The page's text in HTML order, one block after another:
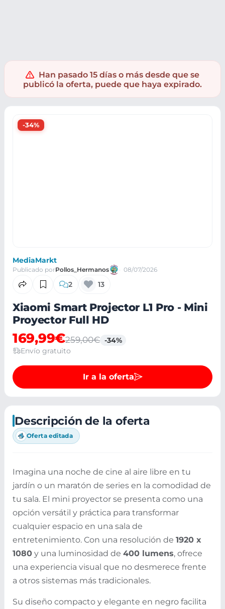
Han pasado 15 días o más desde que se
publicó la oferta, puede que haya expirado.
-34%
MediaMarkt
Publicado porPollos_Hermanos 08/07/2026
2 13
Xiaomi Smart Projector L1 Pro - Mini
Proyector Full HD
169,99€259,00€ -34%
Envío gratuito
Ir a la oferta
Descripción de la oferta
Oferta editada
Imagina una noche de cine al aire libre en tu
jardín o un maratón de series en la comodidad de
tu sala. El mini proyector se presenta como una
opción versátil y práctica para transformar
cualquier espacio en una sala de
entretenimiento. Con una resolución de 1920 x
1080 y una luminosidad de 400 lumens, ofrece
una experiencia visual que no desmerece frente
a otros sistemas más tradicionales.
Su diseño compacto y elegante en negro facilita